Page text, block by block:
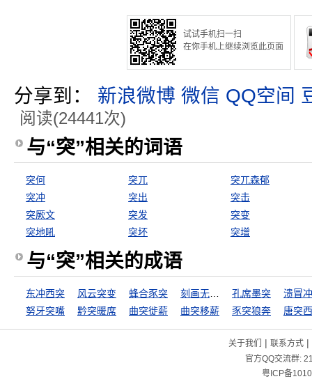
试试手机扫一扫
在你手机上继续浏览此页面
分享到： 新浪微博 微信 QQ空间
阅读(24441次)
与“突”相关的词语
突何 突兀
突兀森郁
突冲
突出
突击
突厥文
突发
突变
突地吼
突坏 突增
与“突”相关的成语
东冲西突 风云突变 蜂合豕突 孔席墨突
溃冒
努牙突嘴
黔突暖席 曲突徙薪 曲突移薪 豕突狼奔 唐突
关于我们 | 联系方式|
官方QQ交流群:
粤ICP备